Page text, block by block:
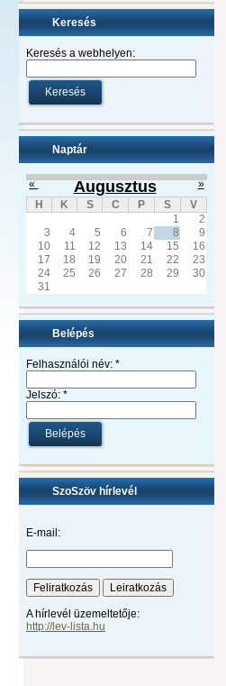
Keresés
Keresés a webhelyen:
Naptár
« Augusztus
»
H
K S C P S
V
1
2
3
4 5 6 7 8
9
10
11 12 13 14 15
16
17
18 19 20 21 22
23
24
25 26 27 28 29
30
31
Belépés
Felhasználói név: *
Jelszó: *
SzoSzöv hírlevél
E-mail:
A hírlevél üzemeltetője:
http://lev-lista.hu